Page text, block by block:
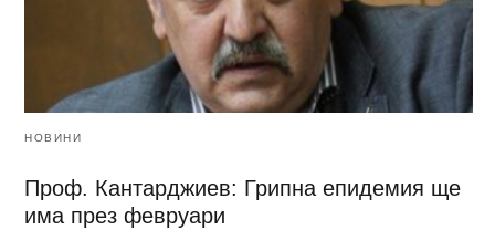
НОВИНИ
Проф. Кантарджиев: Грипна епидемия ще
има през февруари